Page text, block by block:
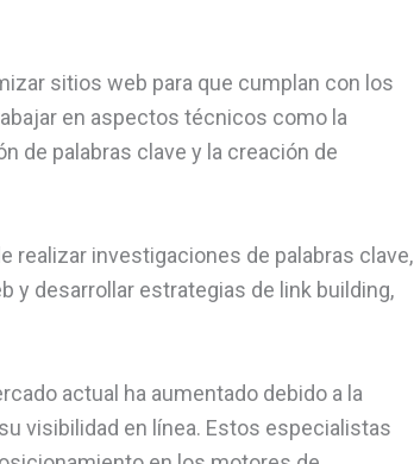
sitios web para que cumplan con los
en aspectos técnicos como la
de palabras clave y la creación de
realizar investigaciones de palabras clave,
y desarrollar estrategias de link building,
actual ha aumentado debido a la
visibilidad en línea. Estos especialistas